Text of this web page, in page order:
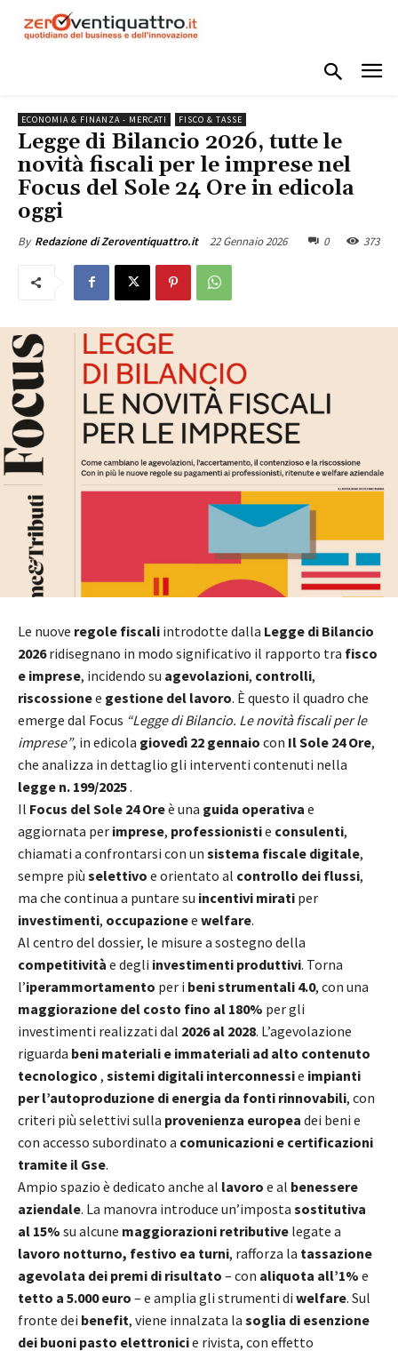
ECONOMIA & FINANZA - MERCATI FISCO & TASSE
Legge di Bilancio 2026, tutte le
novità fiscali per le imprese nel
Focus del Sole 24 Ore in edicola
oggi
By Redazione di Zeroventiquattro.it 22 Gennaio 2026 0 373
Le nuove regole fiscali introdotte dalla Legge di Bilancio
2026ridisegnano in modo significativo il rapporto tra fisco
e imprese, incidendo su agevolazioni, controlli,
riscossionee gestione del lavoro. È questo il quadro che
emerge dal Focus “Legge di Bilancio. Le novità fiscali per le
imprese”, in edicola giovedì 22 gennaio con Il Sole 24 Ore,
che analizza in dettaglio gli interventi contenuti nella
legge n. 199/2025.
Il Focus del Sole 24 Oreè una guida operativa e
aggiornata per imprese, professionistie consulenti,
chiamati a confrontarsi con un sistema fiscale digitale,
sempre più selettivo e orientato al controllo dei flussi,
ma che continua a puntare su incentivi mirati per
investimenti, occupazionee welfare.
Al centro del dossier, le misure a sostegno della
competitività e degli investimenti produttivi. Torna
l’iperammortamento per i beni strumentali 4.0, con una
maggiorazione del costo fino al 180% per gli
investimenti realizzati dal 2026 al 2028. L’agevolazione
riguarda beni materiali e immateriali ad alto contenuto
tecnologico , sistemi digitali interconnessie impianti
per l’autoproduzione di energia da fonti rinnovabili, con
criteri più selettivi sulla provenienza europea dei beni e
con accesso subordinato a comunicazioni e certificazioni
tramite il Gse.
Ampio spazio è dedicato anche al lavoro e al benessere
aziendale. La manovra introduce un’imposta sostitutiva
al 15% su alcune maggiorazioni retributive legate a
lavoro notturno, festivo ea turni, rafforza la tassazione
agevolata dei premi di risultato – con aliquota all’1% e
tetto a 5.000 euro – e amplia gli strumenti di welfare. Sul
fronte dei benefit, viene innalzata la soglia di esenzione
dei buoni pasto elettronicie rivista, con effetto